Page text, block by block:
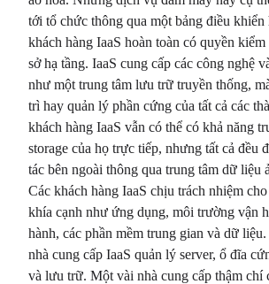
tới tổ chức thông qua một bảng điều
khách hàng IaaS hoàn toàn có quyền kiểm
sở hạ tầng. IaaS cung cấp các công nghệ
như một trung tâm lưu trữ truyền thống,
trì hay quản lý phần cứng của tất cả các
khách hàng IaaS vẫn có thể có khả năng
storage của họ trực tiếp, nhưng tất cả đều
tác bên ngoài thông qua trung tâm dữ liệu
Các khách hàng IaaS chịu trách nhiệm
khía cạnh như ứng dụng, môi trường vận
hành, các phần mềm trung gian và dữ
nhà cung cấp IaaS quản lý server, ổ đĩa
và lưu trữ. Một vài nhà cung cấp thậm chí